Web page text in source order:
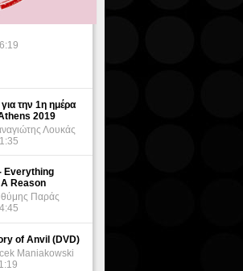
την 1η ημέρα
2019
Λουκάς
Everything
Reason
Παράς
of Anvil (DVD)
Maniakowski